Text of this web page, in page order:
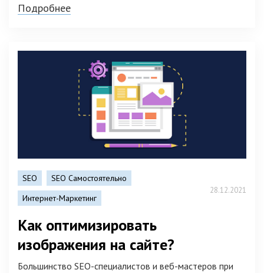
Подробнее
SEO
SEO Самостоятельно
Интернет-Маркетинг
28.12.2021
Как оптимизировать
изображения на сайте?
Большинство SEO-специалистов и веб-мастеров при